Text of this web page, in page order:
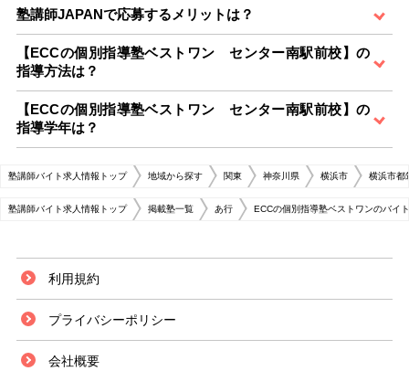
塾講師JAPANで応募するメリットは？
【ECCの個別指導塾ベストワン センター南駅前校】の
指導方法は？
【ECCの個別指導塾ベストワン センター南駅前校】の
指導学年は？
塾講師バイト求人情報トップ 地域から探す 関東 神奈川県 横浜市 横浜市都
塾講師バイト求人情報トップ 掲載塾一覧 あ行 ECCの個別指導塾ベストワンのバイ
利用規約
プライバシーポリシー
会社概要